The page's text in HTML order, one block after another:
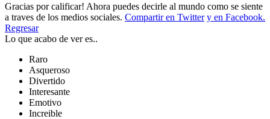
Gracias por calificar! Ahora puedes decirle al mundo como se siente
a traves de los medios sociales. Compartir en Twitter y en Facebook.
Regresar
Lo que acabo de ver es..
Raro
Asqueroso
Divertido
Interesante
Emotivo
Increible